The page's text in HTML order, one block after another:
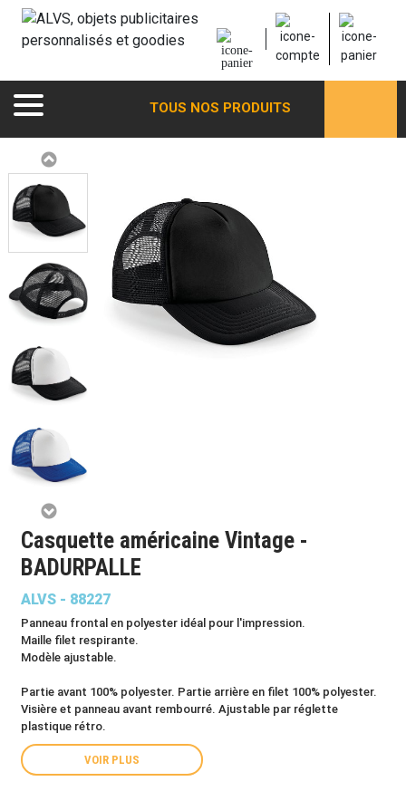
TOUS NOS PRODUITS
Casquette américaine Vintage -
BADURPALLE
ALVS - 88227
Panneau frontal en polyester idéal pour l'impression.
Maille filet respirante.
Modèle ajustable.
Partie avant 100% polyester. Partie arrière en filet 100% polyester.
Visière et panneau avant rembourré. Ajustable par réglette
plastique rétro.
VOIR PLUS